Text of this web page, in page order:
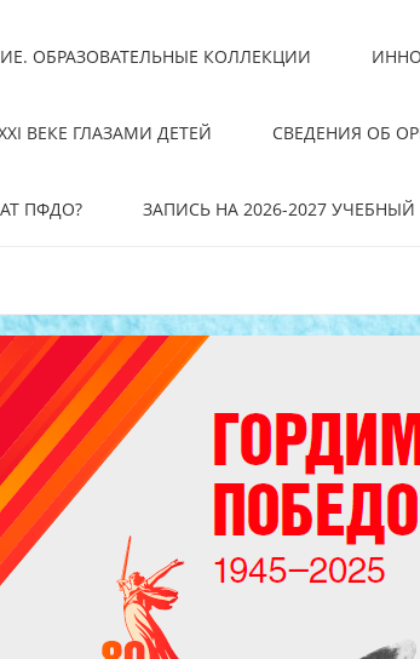
ОБРАЗОВАТЕЛЬНЫЕ КОЛЛЕКЦИИ
ВЕКЕ ГЛАЗАМИ ДЕТЕЙ СВЕДЕНИЯ ОБ
ПФДО? ЗАПИСЬ НА 2026-2027